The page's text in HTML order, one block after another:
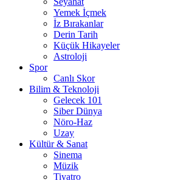
Yemek İçmek
İz Bırakanlar
Derin Tarih
Küçük Hikayeler
Astroloji
Spor
Canlı Skor
Bilim & Teknoloji
Gelecek 101
Siber Dünya
Nöro-Haz
Uzay
Kültür & Sanat
Sinema
Müzik
Tiyatro